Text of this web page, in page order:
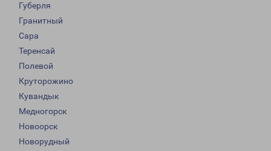
Губерля
Гранитный
Сара
Теренсай
Полевой
Круторожино
Кувандык
Медногорск
Новоорск
Новорудный